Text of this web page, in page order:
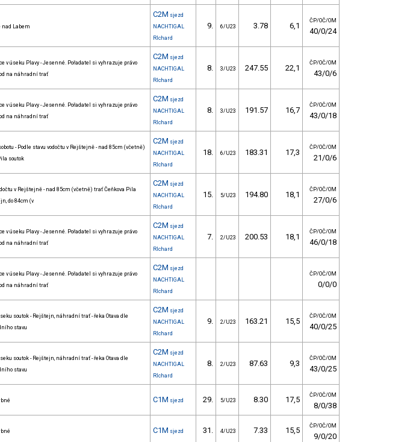
nad Labem
C2M sjezd
NACHTIGAL
RIchard
9. 6/U23 3.78 6,1
ČP/OČ/OM
40/0/24
v úseku Plavy - Jesenné. Pořadatel si vyhrazuje právo
na náhradní trať
C2M sjezd
NACHTIGAL
RIchard
8. 3/U23 247.55 22,1
ČP/OČ/OM
43/0/6
v úseku Plavy - Jesenné. Pořadatel si vyhrazuje právo
na náhradní trať
C2M sjezd
NACHTIGAL
RIchard
8. 3/U23 191.57 16,7
ČP/OČ/OM
43/0/18
- Podle stavu vodočtu v Rejštejně - nad 85cm (včetně)
soutok
C2M sjezd
NACHTIGAL
RIchard
18. 6/U23 183.31 17,3
ČP/OČ/OM
21/0/6
v Rejštejně - nad 85cm (včetně) trať Čeňkova Pila
do 84cm (v
C2M sjezd
NACHTIGAL
RIchard
15. 5/U23 194.80 18,1
ČP/OČ/OM
27/0/6
v úseku Plavy - Jesenné. Pořadatel si vyhrazuje právo
na náhradní trať
C2M sjezd
NACHTIGAL
RIchard
7. 2/U23 200.53 18,1
ČP/OČ/OM
46/0/18
v úseku Plavy - Jesenné. Pořadatel si vyhrazuje právo
na náhradní trať
C2M sjezd
NACHTIGAL
RIchard
ČP/OČ/OM
0/0/0
soutok - Rejštejn, náhradní trať - řeka Otava dle
stavu
C2M sjezd
NACHTIGAL
RIchard
9. 2/U23 163.21 15,5
ČP/OČ/OM
40/0/25
soutok - Rejštejn, náhradní trať - řeka Otava dle
stavu
C2M sjezd
NACHTIGAL
RIchard
8. 2/U23 87.63 9,3
ČP/OČ/OM
43/0/25
C1M sjezd 29. 5/U23 8.30 17,5 ČP/OČ/OM
8/0/38
C1M sjezd 31. 4/U23 7.33 15,5 ČP/OČ/OM
9/0/20